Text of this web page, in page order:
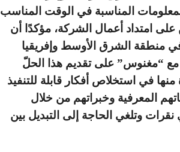
المناسبة في الوقت المناسب
امتداد أعمال الشركة، مؤكدًا أن
منطقة الشرق الأوسط وإفريقيا
مع “مغنوس” على تقديم هذا الحلّ
منها في استخلاص أفكار قابلة للتنفيذ
المعرفية وخبراتهم من خلال
وتلغي الحاجة إلى التبديل بين